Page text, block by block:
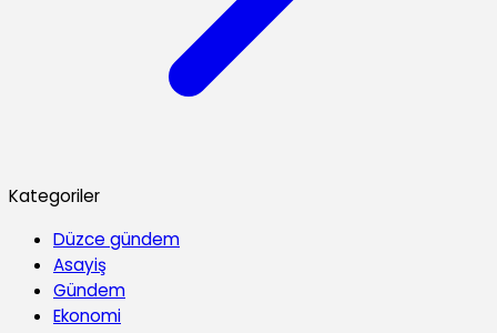
Kategoriler
Düzce gündem
Asayiş
Gündem
Ekonomi